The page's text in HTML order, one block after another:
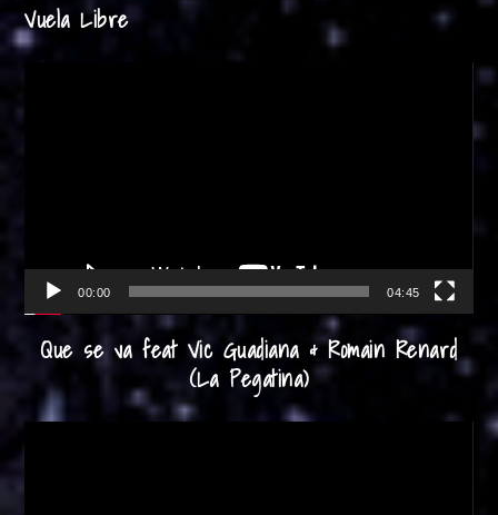
Vuela Libre
00:00 04:45
Que se va feat Vic Guadiana & Romain Renard
(La Pegatina)